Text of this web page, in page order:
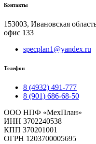
Контакты
153003, Ивановская
офис 133
specplan1@yandex.ru
Телефон
8 (4932) 491-777
8 (901) 686-68-50
ООО НПФ «МехПлан»
ИНН 3702240538
КПП 370201001
ОГРН 1203700005695